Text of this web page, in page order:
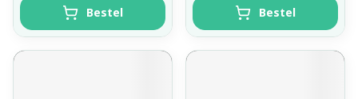
Bestel Bestel